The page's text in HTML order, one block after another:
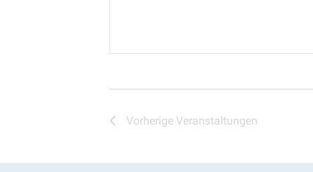
Vorherige Veranstaltungen